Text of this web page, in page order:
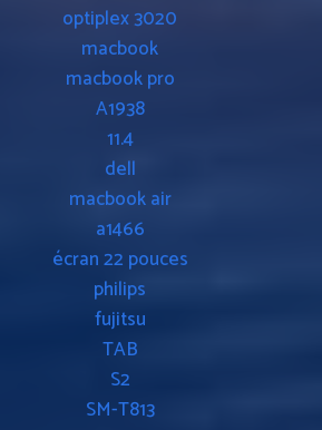
optiplex 3020
macbook
macbook pro
A1938
11.4
dell
macbook air
a1466
écran 22 pouces
philips
fujitsu
TAB
S2
SM-T813